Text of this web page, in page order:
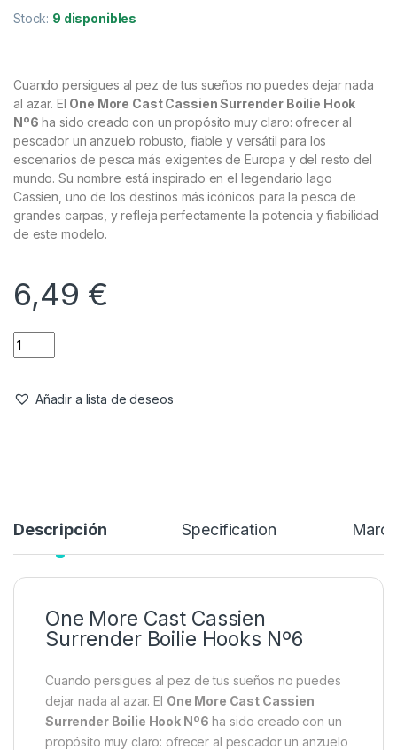
Stock: 9 disponibles
Cuando persigues al pez de tus sueños no puedes dejar nada
al azar. El One More Cast Cassien Surrender Boilie Hook
Nº6 ha sido creado con un propósito muy claro: ofrecer al
pescador un anzuelo robusto, fiable y versátil para los
escenarios de pesca más exigentes de Europa y del resto del
mundo. Su nombre está inspirado en el legendario lago
Cassien, uno de los destinos más icónicos para la pesca de
grandes carpas, y refleja perfectamente la potencia y fiabilidad
de este modelo.
6,49 €
Añadir a lista de deseos
Descripción Specification Marca
One More Cast Cassien
Surrender Boilie Hooks Nº6
Cuando persigues al pez de tus sueños no puedes
dejar nada al azar. El One More Cast Cassien
Surrender Boilie Hook Nº6 ha sido creado con un
propósito muy claro: ofrecer al pescador un anzuelo